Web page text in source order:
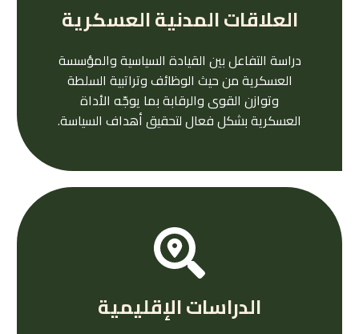
العلاقات المدنية العسكرية
دراسة التفاعل بين القيادة السياسية والمؤسسة
العسكرية من حيث الوظائف وتراتبية السلطة
وتوازن القوى والرقابة بما يوجّه الأداة
العسكرية بشكل فعال لتحقيق أهداف السياسة.
الدراسات الإقليمية